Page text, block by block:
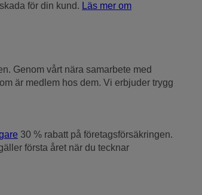
för din kund. Läs mer om
Genom vårt nära samarbete med
är medlem hos dem. Vi erbjuder trygg
30 % rabatt på företags­försäkringen.
första året när du tecknar